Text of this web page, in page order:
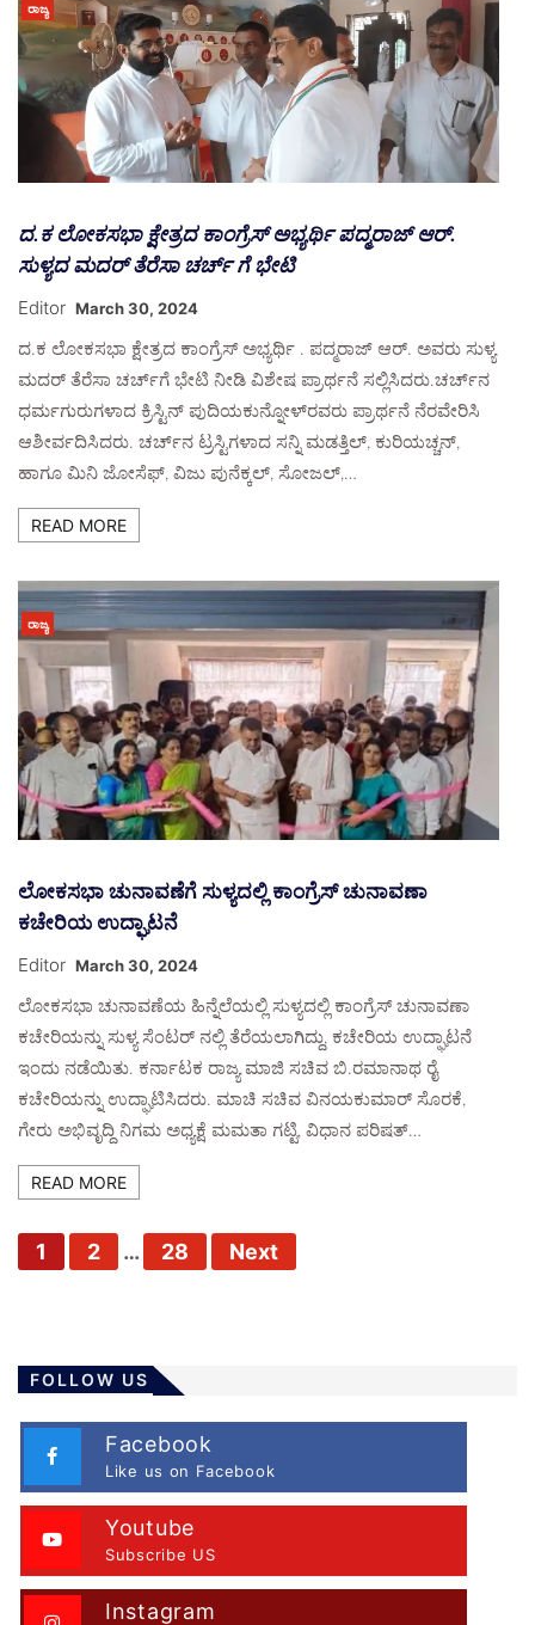
ರಾಜ್ಯ
ದ.ಕ ಲೋಕಸಭಾ ಕ್ಷೇತ್ರದ ಕಾಂಗ್ರೆಸ್ ಅಭ್ಯರ್ಥಿ ಪದ್ಮರಾಜ್ ಆರ್.
ಸುಳ್ಯದ ಮದರ್ ತೆರೆಸಾ ಚರ್ಚ್ ಗೆ ಭೇಟಿ
Editor March 30, 2024
ದ.ಕ ಲೋಕಸಭಾ ಕ್ಷೇತ್ರದ ಕಾಂಗ್ರೆಸ್ ಅಭ್ಯರ್ಥಿ . ಪದ್ಮರಾಜ್ ಆರ್. ಅವರು ಸುಳ್ಯ
ಮದರ್ ತೆರೆಸಾ ಚರ್ಚ್‌ಗೆ ಭೇಟಿ ನೀಡಿ ವಿಶೇಷ ಪ್ರಾರ್ಥನೆ ಸಲ್ಲಿಸಿದರು.ಚರ್ಚ್‌ನ
ಧರ್ಮಗುರುಗಳಾದ ಕ್ರಿಸ್ಟಿನ್ ಪುದಿಯಕುನ್ನೋಳ್‌ರವರು ಪ್ರಾರ್ಥನೆ ನೆರವೇರಿಸಿ
ಆಶೀರ್ವದಿಸಿದರು. ಚರ್ಚ್‌ನ ಟ್ರಸ್ಟಿಗಳಾದ ಸನ್ನಿ ಮಡತ್ತಿಲ್, ಕುರಿಯಚ್ಚನ್,
ಹಾಗೂ ಮಿನಿ ಜೋಸೆಫ್, ವಿಜು ಪುನೆಕ್ಕಲ್, ಸೋಜಲ್,…
READ MORE
ರಾಜ್ಯ
ಲೋಕಸಭಾ ಚುನಾವಣೆಗೆ ಸುಳ್ಯದಲ್ಲಿ ಕಾಂಗ್ರೆಸ್ ಚುನಾವಣಾ
ಕಚೇರಿಯ ಉದ್ಘಾಟನೆ
Editor March 30, 2024
ಲೋಕಸಭಾ ಚುನಾವಣೆಯ ಹಿನ್ನೆಲೆಯಲ್ಲಿ ಸುಳ್ಯದಲ್ಲಿ ಕಾಂಗ್ರೆಸ್ ಚುನಾವಣಾ
ಕಚೇರಿಯನ್ನು ಸುಳ್ಯ ಸೆಂಟರ್ ನಲ್ಲಿ ತೆರೆಯಲಾಗಿದ್ದು, ಕಚೇರಿಯ ಉದ್ಘಾಟನೆ
ಇಂದು ನಡೆಯಿತು. ಕರ್ನಾಟಕ ರಾಜ್ಯ ಮಾಜಿ ಸಚಿವ ಬಿ.ರಮಾನಾಥ ರೈ‌
ಕಚೇರಿಯನ್ನು ಉದ್ಘಾಟಿಸಿದರು. ಮಾಚಿ ಸಚಿವ ವಿನಯ‌ಕುಮಾರ್ ಸೊರಕೆ,
ಗೇರು‌ ಅಭಿವೃದ್ದಿ ನಿಗಮ ಅಧ್ಯಕ್ಷೆ ಮಮತಾ ಗಟ್ಟಿ, ವಿಧಾನ ಪರಿಷತ್…
READ MORE
P
o
s
p
g
i
a
1 2 … 28 Next
FOLLOW US
Facebook
Like us on Facebook
Youtube
Subscribe US
Instagram